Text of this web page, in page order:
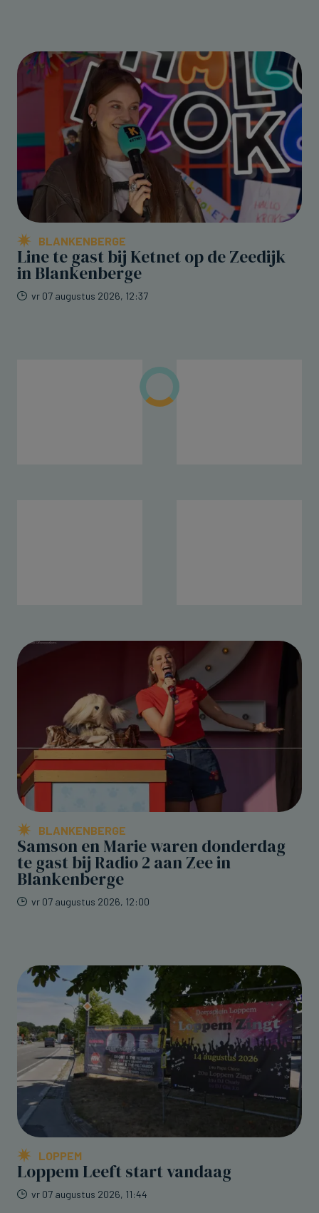
BLANKENBERGE
Line te gast bij Ketnet op de Zeedijk
in Blankenberge
vr 07 augustus 2026, 12:37
BLANKENBERGE
Samson en Marie waren donderdag
te gast bij Radio 2 aan Zee in
Blankenberge
vr 07 augustus 2026, 12:00
LOPPEM
Loppem Leeft start vandaag
vr 07 augustus 2026, 11:44